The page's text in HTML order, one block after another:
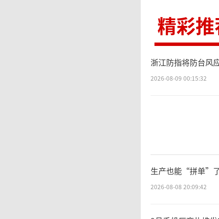
的通胀
德对提
·勒庞
党国民
精彩
浙江防指将防台风
2026-08-09 00:15:32
生产也能“拼单”
2026-08-08 20:09:42